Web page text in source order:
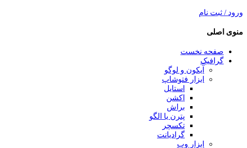
ورود / ثبت نام
منوی اصلی
صفحه نخست
گرافیک
آیکون و لوگو
ابزار فتوشاپ
استایل
اکشن
براش
پترن یا الگو
تکسچر
گرادیانت
ابزار وب